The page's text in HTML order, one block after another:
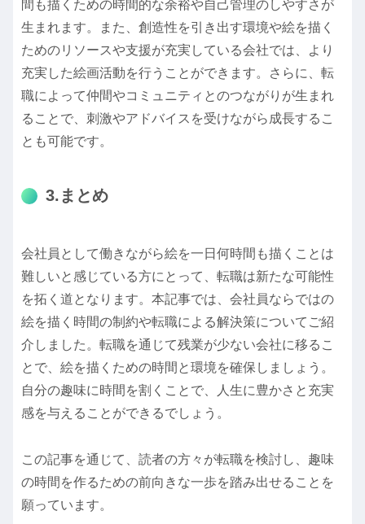
間も描くための時間的な余裕や自己管理のしやすさが
生まれます。また、創造性を引き出す環境や絵を描く
ためのリソースや支援が充実している会社では、より
充実した絵画活動を行うことができます。さらに、転
職によって仲間やコミュニティとのつながりが生まれ
ることで、刺激やアドバイスを受けながら成長するこ
とも可能です。
3.まとめ
会社員として働きながら絵を一日何時間も描くことは
難しいと感じている方にとって、転職は新たな可能性
を拓く道となります。本記事では、会社員ならではの
絵を描く時間の制約や転職による解決策についてご紹
介しました。転職を通じて残業が少ない会社に移るこ
とで、絵を描くための時間と環境を確保しましょう。
自分の趣味に時間を割くことで、人生に豊かさと充実
感を与えることができるでしょう。
この記事を通じて、読者の方々が転職を検討し、趣味
の時間を作るための前向きな一歩を踏み出せることを
願っています。